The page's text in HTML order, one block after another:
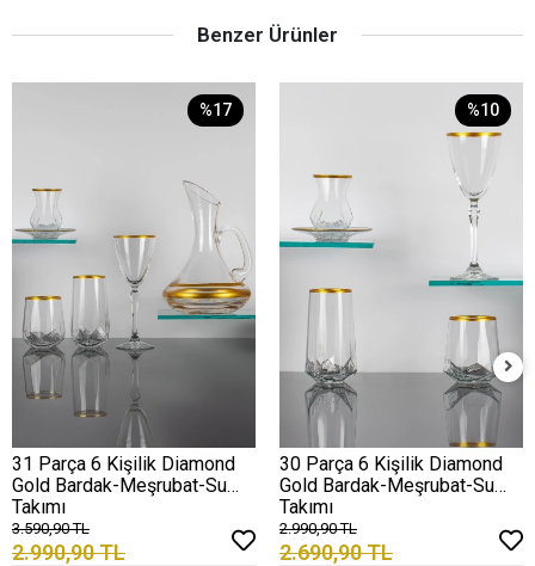
Benzer Ürünler
%17
31 Parça 6 Kişilik Diamond
Gold Bardak-Meşrubat-Su
Takımı
3.590,90 TL
2.990,90 TL
%10
30 Parça 6 Kişilik Diamond
Gold Bardak-Meşrubat-Su
Takımı
2.990,90 TL
2.690,90 TL